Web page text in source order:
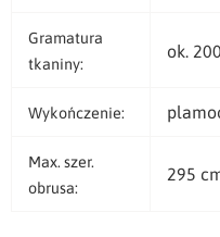
Gramatura
tkaniny:
ok.
Wykończenie:
Max. szer.
obrusa:
295